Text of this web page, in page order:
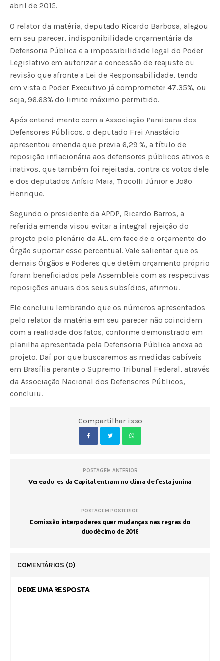
abril de 2015.
O relator da matéria, deputado Ricardo Barbosa, alegou
em seu parecer, indisponibilidade orçamentária da
Defensoria Pública e a impossibilidade legal do Poder
Legislativo em autorizar a concessão de reajuste ou
revisão que afronte a Lei de Responsabilidade, tendo
em vista o Poder Executivo já comprometer 47,35%, ou
seja, 96.63% do limite máximo permitido.
Após entendimento com a Associação Paraibana dos
Defensores Públicos, o deputado Frei Anastácio
apresentou emenda que previa 6,29 %, a título de
reposição inflacionária aos defensores públicos ativos e
inativos, que também foi rejeitada, contra os votos dele
e dos deputados Anísio Maia, Trocolli Júnior e João
Henrique.
Segundo o presidente da APDP, Ricardo Barros, a
referida emenda visou evitar a integral rejeição do
projeto pelo plenário da AL, em face de o orçamento do
Órgão suportar esse percentual. Vale salientar que os
demais Órgãos e Poderes que detêm orçamento próprio
foram beneficiados pela Assembleia com as respectivas
reposições anuais dos seus subsídios, afirmou.
Ele concluiu lembrando que os números apresentados
pelo relator da matéria em seu parecer não coincidem
com a realidade dos fatos, conforme demonstrado em
planilha apresentada pela Defensoria Pública anexa ao
projeto. Daí por que buscaremos as medidas cabíveis
em Brasília perante o Supremo Tribunal Federal, através
da Associação Nacional dos Defensores Públicos,
concluiu.
Compartilhar isso
POSTAGEM ANTERIOR
Vereadores da Capital entram no clima de festa junina
POSTAGEM POSTERIOR
Comissão interpoderes quer mudanças nas regras do
duodécimo de 2018
COMENTÁRIOS (0)
DEIXE UMA RESPOSTA